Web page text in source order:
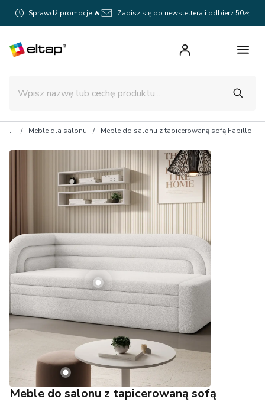
Sprawdź promocje 🔥 Zapisz się do newslettera i odbierz 50zł
Meble dla salonu Meble do salonu z tapicerowaną sofą Fabillo
Meble do salonu z tapicerowaną sofą